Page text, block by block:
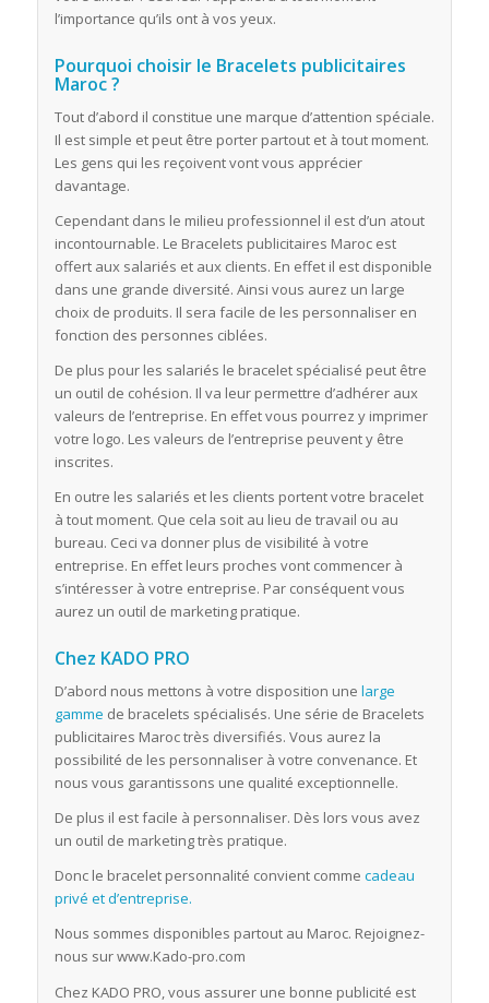
l’importance qu’ils ont à vos yeux.
Pourquoi choisir le Bracelets publicitaires
Maroc ?
Tout d’abord il constitue une marque d’attention spéciale.
Il est simple et peut être porter partout et à tout moment.
Les gens qui les reçoivent vont vous apprécier
davantage.
Cependant dans le milieu professionnel il est d’un atout
incontournable. Le Bracelets publicitaires Maroc est
offert aux salariés et aux clients. En effet il est disponible
dans une grande diversité. Ainsi vous aurez un large
choix de produits. Il sera facile de les personnaliser en
fonction des personnes ciblées.
De plus pour les salariés le bracelet spécialisé peut être
un outil de cohésion. Il va leur permettre d’adhérer aux
valeurs de l’entreprise. En effet vous pourrez y imprimer
votre logo. Les valeurs de l’entreprise peuvent y être
inscrites.
En outre les salariés et les clients portent votre bracelet
à tout moment. Que cela soit au lieu de travail ou au
bureau. Ceci va donner plus de visibilité à votre
entreprise. En effet leurs proches vont commencer à
s’intéresser à votre entreprise. Par conséquent vous
aurez un outil de marketing pratique.
Chez KADO PRO
D’abord nous mettons à votre disposition une large
gamme de bracelets spécialisés. Une série de Bracelets
publicitaires Maroc très diversifiés. Vous aurez la
possibilité de les personnaliser à votre convenance. Et
nous vous garantissons une qualité exceptionnelle.
De plus il est facile à personnaliser. Dès lors vous avez
un outil de marketing très pratique.
Donc le bracelet personnalité convient comme cadeau
privé et d’entreprise.
Nous sommes disponibles partout au Maroc. Rejoignez-
nous sur www.Kado-pro.com
Chez KADO PRO, vous assurer une bonne publicité est